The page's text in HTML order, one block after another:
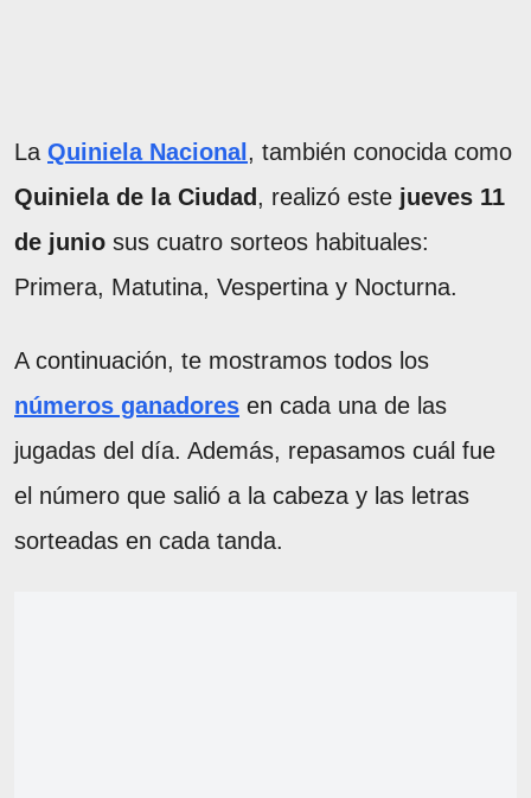
La Quiniela Nacional, también conocida como
Quiniela de la Ciudad, realizó este jueves 11
de junio sus cuatro sorteos habituales:
Primera, Matutina, Vespertina y Nocturna.
A continuación, te mostramos todos los
números ganadores en cada una de las
jugadas del día. Además, repasamos cuál fue
el número que salió a la cabeza y las letras
sorteadas en cada tanda.